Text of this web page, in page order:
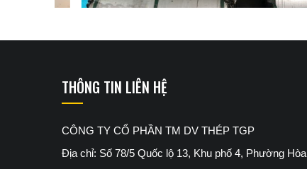
THÔNG TIN LIÊN HỆ
CÔNG TY CỔ PHẦN TM DV THÉP TGP
Địa chỉ: Số 78/5 Quốc lộ 13, Khu phố 4, Phường Hòa